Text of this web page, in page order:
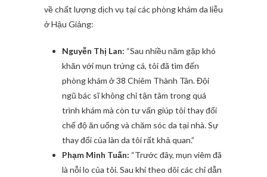
về chất lượng dịch vụ tại các phòng khám da liễu
ở Hậu Giảng:
Nguyễn Thị Lan: “Sau nhiều năm gặp khó
khăn với mụn trứng cá, tôi đã tìm đến
phòng khám ở 38 Chiêm Thành Tân. Đội
ngũ bác sĩ không chỉ tận tâm trong quá
trình khám mà còn tư vấn giúp tôi thay đổi
chế độ ăn uống và chăm sóc da tại nhà. Sự
thay đổi của làn da tôi rất khả quan.”
Phạm Minh Tuấn: “Trước đây, mụn viêm đã
là nỗi lo của tôi. Sau khi theo dõi các chỉ dẫn